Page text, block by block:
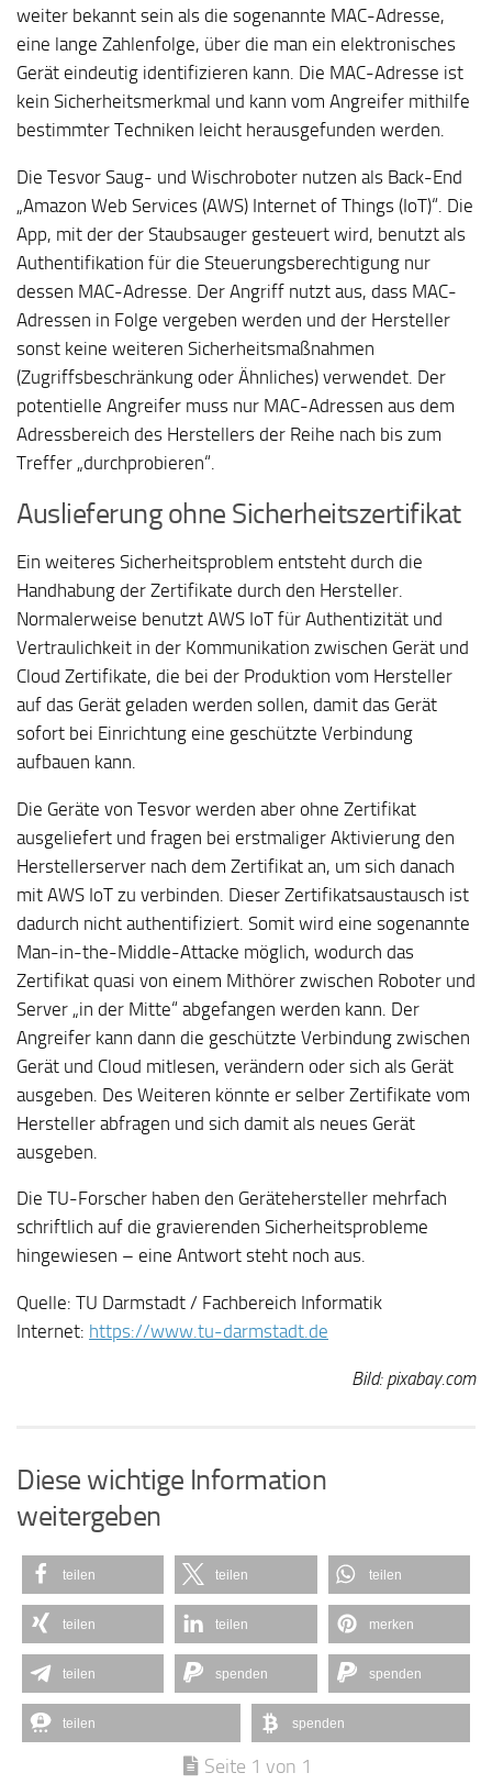
weiter bekannt sein als die sogenannte MAC-Adresse,
eine lange Zahlenfolge, über die man ein elektronisches
Gerät eindeutig identifizieren kann. Die MAC-Adresse ist
kein Sicherheitsmerkmal und kann vom Angreifer mithilfe
bestimmter Techniken leicht herausgefunden werden.
Die Tesvor Saug- und Wischroboter nutzen als Back-End
„Amazon Web Services (AWS) Internet of Things (IoT)“. Die
App, mit der der Staubsauger gesteuert wird, benutzt als
Authentifikation für die Steuerungsberechtigung nur
dessen MAC-Adresse. Der Angriff nutzt aus, dass MAC-
Adressen in Folge vergeben werden und der Hersteller
sonst keine weiteren Sicherheitsmaßnahmen
(Zugriffsbeschränkung oder Ähnliches) verwendet. Der
potentielle Angreifer muss nur MAC-Adressen aus dem
Adressbereich des Herstellers der Reihe nach bis zum
Treffer „durchprobieren“.
Auslieferung ohne Sicherheitszertifikat
Ein weiteres Sicherheitsproblem entsteht durch die
Handhabung der Zertifikate durch den Hersteller.
Normalerweise benutzt AWS IoT für Authentizität und
Vertraulichkeit in der Kommunikation zwischen Gerät und
Cloud Zertifikate, die bei der Produktion vom Hersteller
auf das Gerät geladen werden sollen, damit das Gerät
sofort bei Einrichtung eine geschützte Verbindung
aufbauen kann.
Die Geräte von Tesvor werden aber ohne Zertifikat
ausgeliefert und fragen bei erstmaliger Aktivierung den
Herstellerserver nach dem Zertifikat an, um sich danach
mit AWS IoT zu verbinden. Dieser Zertifikatsaustausch ist
dadurch nicht authentifiziert. Somit wird eine sogenannte
Man-in-the-Middle-Attacke möglich, wodurch das
Zertifikat quasi von einem Mithörer zwischen Roboter und
Server „in der Mitte“ abgefangen werden kann. Der
Angreifer kann dann die geschützte Verbindung zwischen
Gerät und Cloud mitlesen, verändern oder sich als Gerät
ausgeben. Des Weiteren könnte er selber Zertifikate vom
Hersteller abfragen und sich damit als neues Gerät
ausgeben.
Die TU-Forscher haben den Gerätehersteller mehrfach
schriftlich auf die gravierenden Sicherheitsprobleme
hingewiesen – eine Antwort steht noch aus.
Quelle: TU Darmstadt / Fachbereich Informatik
Internet: https://www.tu-darmstadt.de
Bild: pixabay.com
Diese wichtige Information
weitergeben
teilen teilen teilen
teilen teilen merken
teilen spenden spenden
teilen spenden
Seite 1 von 1